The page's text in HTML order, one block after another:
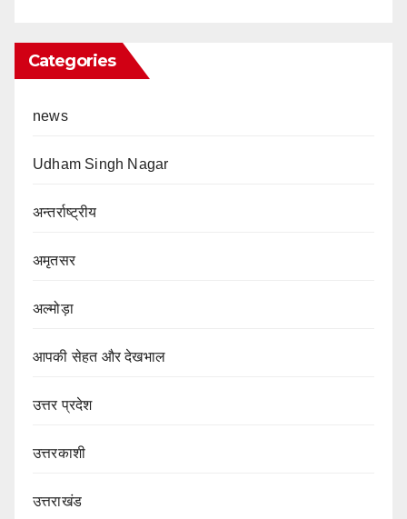
Categories
news
Udham Singh Nagar
अन्तर्राष्ट्रीय
अमृतसर
अल्मोड़ा
आपकी सेहत और देखभाल
उत्तर प्रदेश
उत्तरकाशी
उत्तराखंड